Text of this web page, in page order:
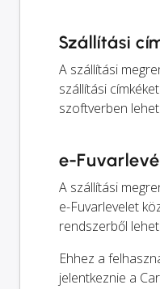
Szállítási
A szállítási
szállítási
szoftverben
e-
A szállítási
e-Fuvarlevelet
rendszerből
Ehhez a
jelentkeznie a